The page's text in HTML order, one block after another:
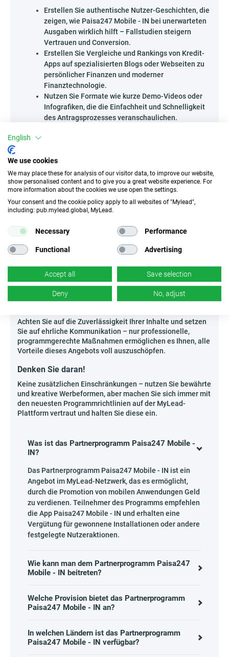
Erstellen Sie authentische Nutzer-Geschichten, die
zeigen, wie Paisa247 Mobile - IN bei unerwarteten
Ausgaben wirklich hilft – Fallstudien steigern
Vertrauen und Conversion.
Erstellen Sie Vergleiche und Rankings von Kredit-
Apps auf spezialisierten Blogs oder Webseiten zu
persönlicher Finanzen und moderner
Finanztechnologie.
Nutzen Sie Formate wie kurze Demo-Videos oder
Infografiken, die die Einfachheit und Schnelligkeit
des Antragsprozesses veranschaulichen.
Öffnen Sie sich für neue Ideen und gestalten Sie Inhalte, die
Ihre Zielgruppe davon überzeugen, dass schnelle
Wer kann Paisa247 Mobile - IN bewerben?
Das Programm richtet sich an alle, die direkten Zugang zu
Zielgruppen haben, die nach mobilen Lösungen im Bereich
kurz- und mittelfristiger Kredite suchen.
praktischen Haushaltsmanagement.
und Fintech-Lösungen für den indischen Markt.
Finanzlösungen für Studenten und junge
Erwachsene.
Betreiber von Nischen-Podcasts über digitale
Achten Sie auf die Zuverlässigkeit Ihrer Inhalte und setzen
Sie auf ehrliche Kommunikation – nur professionelle,
programmgerechte Maßnahmen ermöglichen es Ihnen, alle
Vorteile dieses Angebots voll auszuschöpfen.
Denken Sie daran!
Keine zusätzlichen Einschränkungen – nutzen Sie bewährte
und kreative Werbeformen, aber machen Sie sich immer mit
den neuesten Programmrichtlinien auf der MyLead-
Plattform vertraut und halten Sie diese ein.
Was ist das Partnerprogramm Paisa247 Mobile -
IN?
Das Partnerprogramm Paisa247 Mobile - IN ist ein
Angebot im MyLead-Netzwerk, das es ermöglicht,
durch die Promotion von mobilen Anwendungen Geld
zu verdienen. Teilnehmer des Programms empfehlen
die App Paisa247 Mobile - IN und erhalten eine
Vergütung für gewonnene Installationen oder andere
festgelegte Nutzeraktionen.
Wie kann man dem Partnerprogramm Paisa247
Mobile - IN beitreten?
Welche Provision bietet das Partnerprogramm
Paisa247 Mobile - IN an?
In welchen Ländern ist das Partnerprogramm
Paisa247 Mobile - IN verfügbar?
English
We use cookies
We may place these for analysis of our visitor data, to improve our website,
show personalised content and to give you a great website experience. For
more information about the cookies we use open the settings.
Your consent and the cookie policy apply to all websites of "Mylead",
including: pub.mylead.global, MyLead.
Necessary Performance
Functional Advertising
Accept all Save selection
Deny No, adjust